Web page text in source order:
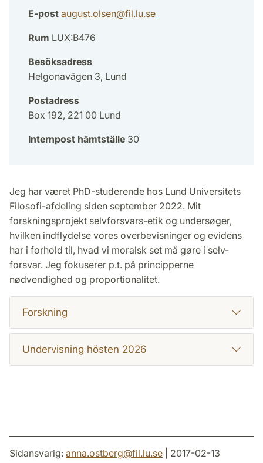
E-post august.olsen@fil.lu.se
Rum LUX:B476
Besöksadress
Helgonavägen 3, Lund
Postadress
Box 192, 221 00 Lund
Internpost hämtställe 30
Jeg har været PhD-studerende hos Lund Universitets
Filosofi-afdeling siden september 2022. Mit
forskningsprojekt selvforsvars-etik og undersøger,
hvilken indflydelse vores overbevisninger og evidens
har i forhold til, hvad vi moralsk set må gøre i selv-
forsvar. Jeg fokuserer p.t. på principperne
nødvendighed og proportionalitet.
Forskning
Undervisning hösten 2026
Sidansvarig: anna.ostberg@fil.lu.se | 2017-02-13